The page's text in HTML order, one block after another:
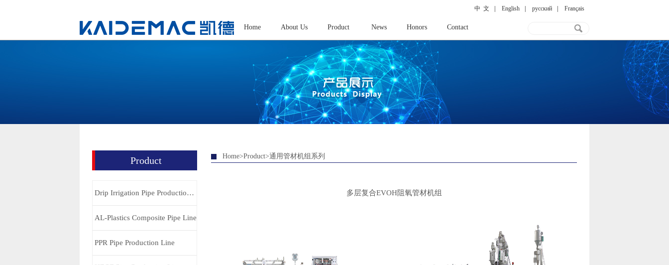
中 文 English русский Français
Home About Us Product News Honors Contact
Product
Drip Irrigation Pipe Production Line
AL-Plastics Composite Pipe Line
PPR Pipe Production Line
Home>Product>通用管材机组系列
多层复合EVOH阻氧管材机组